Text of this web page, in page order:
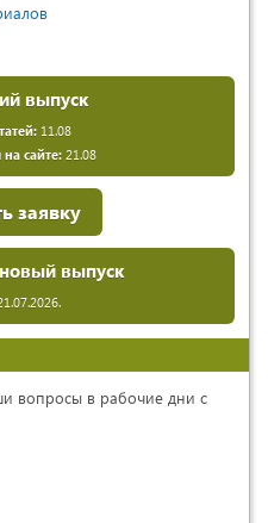
выпуск
11.08
сайте:21.08
заявку
выпуск
вопросы в рабочие дни с